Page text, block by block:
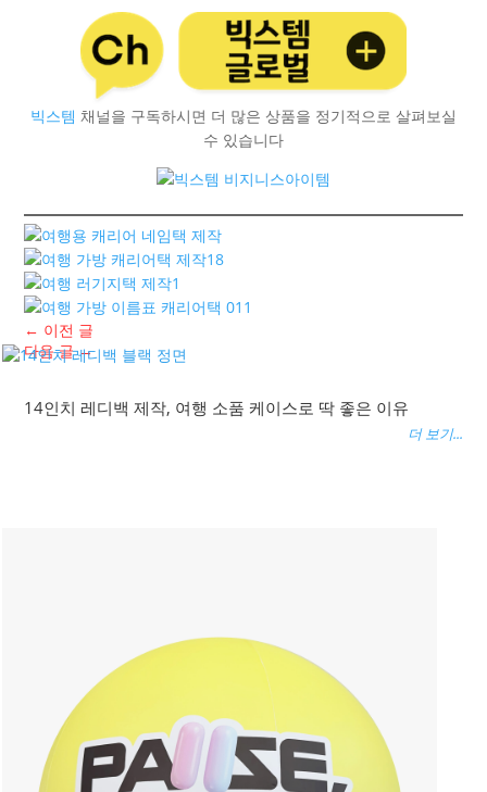
빅스템 채널을 구독하시면 더 많은 상품을 정기적으로 살펴보실
수 있습니다
← 이전 글
다음 글→
14인치 레디백 제작, 여행 소품 케이스로 딱 좋은 이유
더 보기...